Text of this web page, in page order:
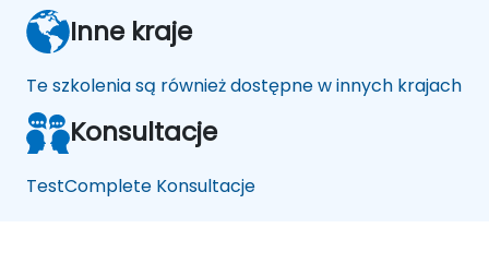
Inne kraje
Te szkolenia są również dostępne w innych krajach
Konsultacje
TestComplete Konsultacje